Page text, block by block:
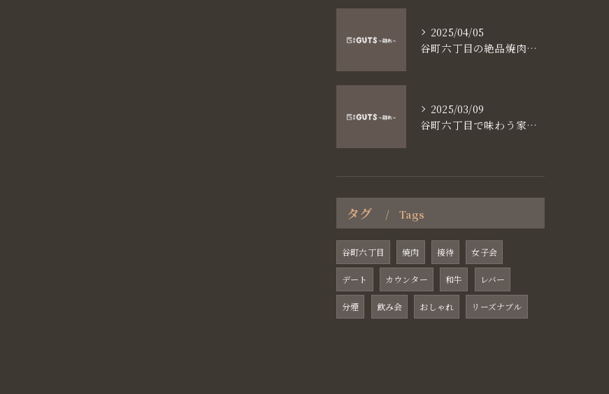
2025/04/05
谷町六丁目の絶品焼肉体験
2025/03/09
谷町六丁目で味わう家族と焼肉の魅力
タグ Tags
谷町六丁目 焼肉 接待 女子会
デート カウンター 和牛 レバー
分煙 飲み会 おしゃれ リーズナブル